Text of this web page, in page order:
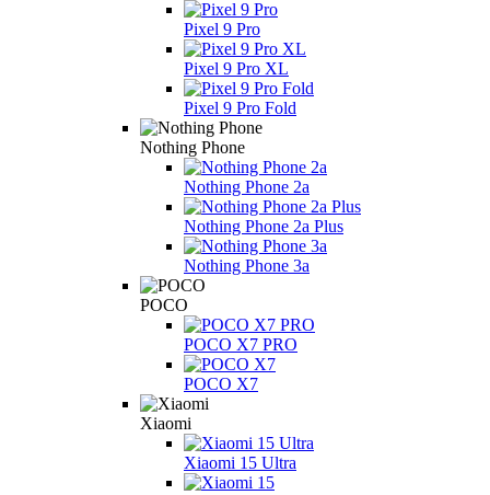
Pixel 9 Pro
Pixel 9 Pro XL
Pixel 9 Pro Fold
Nothing Phone
Nothing Phone 2a
Nothing Phone 2a Plus
Nothing Phone 3a
POCO
POCO X7 PRO
POCO X7
Xiaomi
Xiaomi 15 Ultra